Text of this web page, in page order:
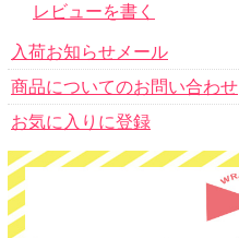
レビューを書く
入荷お知らせメール
商品についてのお問い合わせ
お気に入りに登録